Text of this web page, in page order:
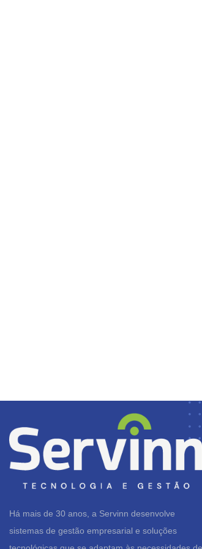
Há mais de 30 anos, a Servinn desenvolve
sistemas de gestão empresarial e soluções